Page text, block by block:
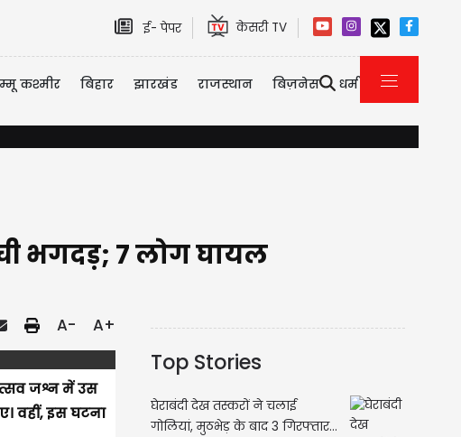
ई- पेपर केसरी TV
कश्मीर बिहार झारखंड राजस्थान बिज़नेस धर्म
भगदड़; 7 लोग घायल
A- A+
जश्न में उस
वहीं, इस घटना
Top Stories
घेराबंदी देख तस्करों ने चलाई
गोलियां, मुठभेड़ के बाद 3 गिरफ्तार...